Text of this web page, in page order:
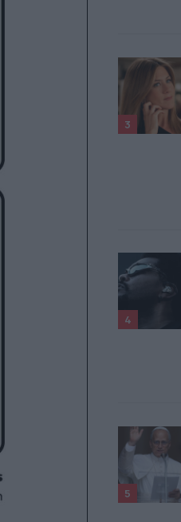
3
4
5